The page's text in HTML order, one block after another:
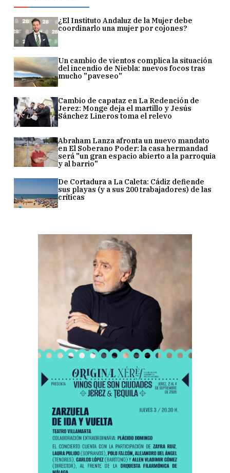
¿El Instituto Andaluz de la Mujer debe
coordinarlo una mujer por cojones?
Un cambio de vientos complica la situación
del incendio de Niebla: nuevos focos tras
mucho "paveseo"
Cambio de capataz en La Redención de
Jerez: Monge deja el martillo y Jesús
Sánchez Lineros toma el relevo
Abraham Lanza afronta un nuevo mandato
en El Soberano Poder: la casa hermandad
será "un gran espacio abierto a la parroquia
y al barrio"
De Cortadura a La Caleta: Cádiz defiende
sus playas (y a sus 200 trabajadores) de las
críticas